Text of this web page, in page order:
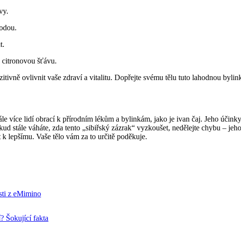
citronovou šťávu.
ovlivnit vaše zdraví a vitalitu. Dopřejte svému tělu tuto lahodnou
více lidí obrací k přírodním lékům a bylinkám, jako je ivan čaj. Jeho
stále váháte, zda tento „sibiřský zázrak“ vyzkoušet, nedělejte chybu –
lepšímu. Vaše tělo vám za to určitě poděkuje.
z eMimino
Šokující fakta